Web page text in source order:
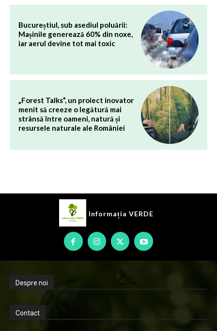
Bucureștiul, sub asediul poluării:
Mașinile generează 60% din noxe,
iar aerul devine tot mai toxic
„Forest Talks”, un proiect inovator
menit să creeze o legătură mai
strânsă între oameni, natură și
resursele naturale ale României
Informația VERDE
Despre noi
Contact